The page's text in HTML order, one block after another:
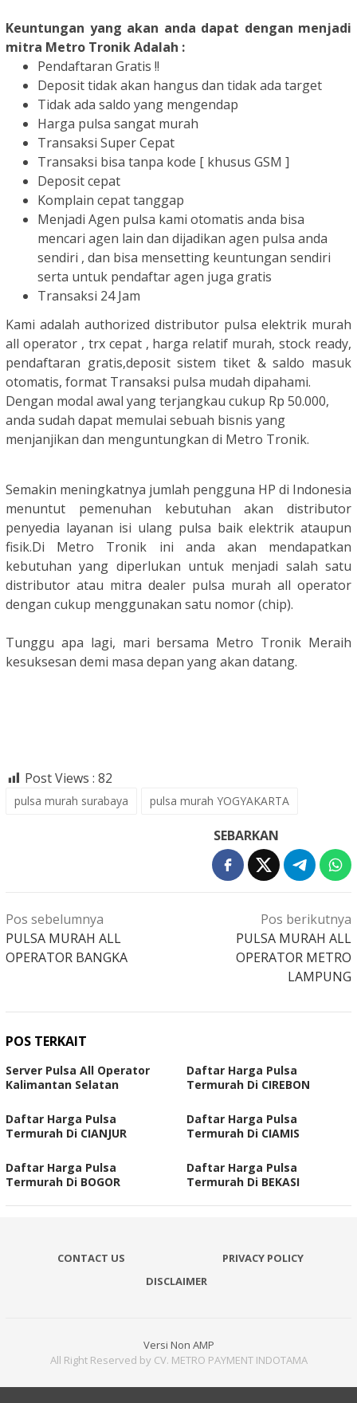
Keuntungan yang akan anda dapat dengan menjadi
mitra Metro Tronik Adalah :
Pendaftaran Gratis !!
Deposit tidak akan hangus dan tidak ada target
Tidak ada saldo yang mengendap
Harga pulsa sangat murah
Transaksi Super Cepat
Transaksi bisa tanpa kode [ khusus GSM ]
Deposit cepat
Komplain cepat tanggap
Menjadi Agen pulsa kami otomatis anda bisa
mencari agen lain dan dijadikan agen pulsa anda
sendiri , dan bisa mensetting keuntungan sendiri
serta untuk pendaftar agen juga gratis
Transaksi 24 Jam
Kami adalah authorized distributor pulsa elektrik murah
all operator , trx cepat , harga relatif murah, stock ready,
pendaftaran gratis,deposit sistem tiket & saldo masuk
otomatis, format Transaksi pulsa mudah dipahami.
Dengan modal awal yang terjangkau cukup Rp 50.000,
anda sudah dapat memulai sebuah bisnis yang
menjanjikan dan menguntungkan di Metro Tronik.
Semakin meningkatnya jumlah pengguna HP di Indonesia
menuntut pemenuhan kebutuhan akan distributor
penyedia layanan isi ulang pulsa baik elektrik ataupun
fisik.Di Metro Tronik ini anda akan mendapatkan
kebutuhan yang diperlukan untuk menjadi salah satu
distributor atau mitra dealer pulsa murah all operator
dengan cukup menggunakan satu nomor (chip).
Tunggu apa lagi, mari bersama Metro Tronik Meraih
kesuksesan demi masa depan yang akan datang.
Post Views : 82
pulsa murah surabaya pulsa murah YOGYAKARTA
SEBARKAN
Navigasi
pos
Pos sebelumnya
PULSA MURAH ALL
OPERATOR BANGKA
Pos berikutnya
PULSA MURAH ALL
OPERATOR METRO
LAMPUNG
POS TERKAIT
Server Pulsa All Operator
Kalimantan Selatan
Daftar Harga Pulsa
Termurah Di CIREBON
Daftar Harga Pulsa
Termurah Di CIANJUR
Daftar Harga Pulsa
Termurah Di CIAMIS
Daftar Harga Pulsa
Termurah Di BOGOR
Daftar Harga Pulsa
Termurah Di BEKASI
CONTACT US
PRIVACY POLICY
DISCLAIMER
Versi Non AMP
All Right Reserved by CV. METRO PAYMENT INDOTAMA